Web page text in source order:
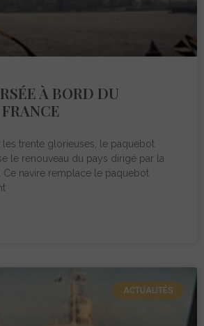
À BORD DU
les trente glorieuses, le paquebot
le renouveau du pays dirigé par la
Ce navire remplace le paquebot
ACTUALITÉS